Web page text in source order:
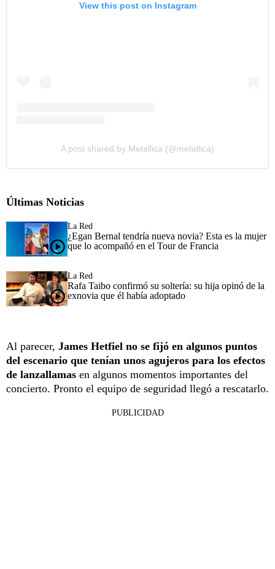
View this post on Instagram
A post shared by Metallica (@metallica)
Últimas Noticias
La Red
¿Egan Bernal tendría nueva novia? Esta es la mujer
que lo acompañó en el Tour de Francia
La Red
Rafa Taibo confirmó su soltería: su hija opinó de la
exnovia que él había adoptado
Al parecer, James Hetfiel no se fijó en algunos puntos
del escenario que tenían unos agujeros para los efectos
de lanzallamas en algunos momentos importantes del
concierto. Pronto el equipo de seguridad llegó a rescatarlo.
PUBLICIDAD